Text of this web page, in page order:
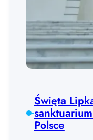
Święta
Polsce